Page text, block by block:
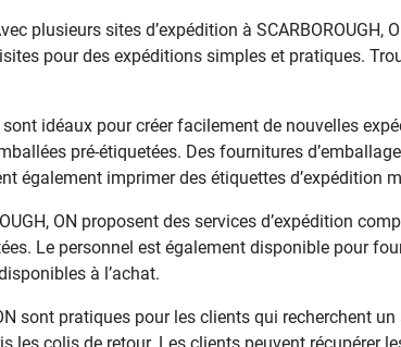
plusieurs sites d’expédition à
pour des expéditions simples et pratiques.
sont idéaux pour créer facilement de nouvelles
pré-étiquetées. Des fournitures
également imprimer des étiquettes d’expédition
ON proposent des services d’expédition
Le personnel est également disponible pour
à l’achat.
sont pratiques pour les clients qui recherchent
les colis de retour. Les clients peuvent récupérer